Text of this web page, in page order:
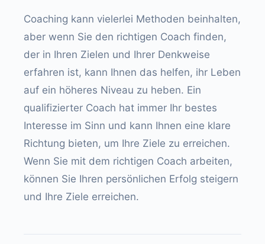
Coaching kann vielerlei Methoden beinhalten,
aber wenn Sie den richtigen Coach finden,
der in Ihren Zielen und Ihrer Denkweise
erfahren ist, kann Ihnen das helfen, ihr Leben
auf ein höheres Niveau zu heben. Ein
qualifizierter Coach hat immer Ihr bestes
Interesse im Sinn und kann Ihnen eine klare
Richtung bieten, um Ihre Ziele zu erreichen.
Wenn Sie mit dem richtigen Coach arbeiten,
können Sie Ihren persönlichen Erfolg steigern
und Ihre Ziele erreichen.